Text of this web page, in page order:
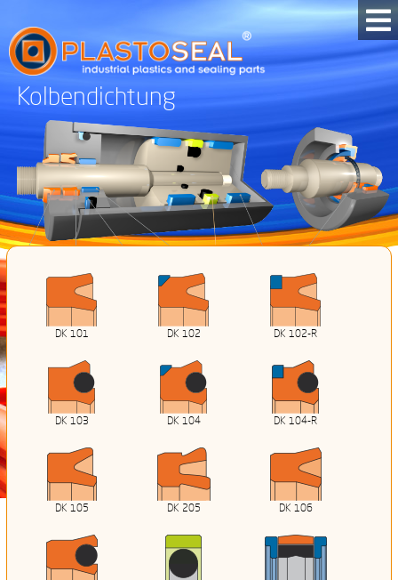
Kolbendichtung
DK 101 DK 102 DK 102-R
DK 103 DK 104 DK 104-R
DK 105 DK 205 DK 106